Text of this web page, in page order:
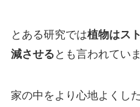
とある研究では植物はス
減させる とも言われてい
家の中をより心地よくし